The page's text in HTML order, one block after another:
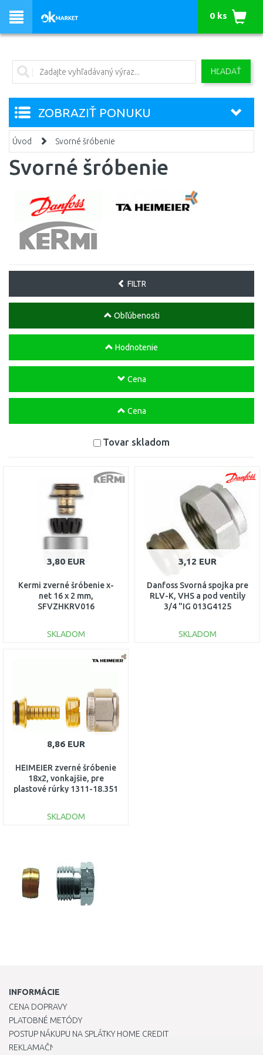
HĽADAŤ
0 ks
ZOBRAZIŤ PONUKU
Úvod Svorné šróbenie
Svorné šróbenie
FILTR
Obľúbenosti
Hodnotenie
Cena
Cena
Tovar skladom
3,80 EUR
Kermi zverné šróbenie x-
net 16 x 2 mm,
SFVZHKRV016
SKLADOM
DO KOŠÍKA
3,12 EUR
Danfoss Svorná spojka pre
RLV-K, VHS a pod ventily
3/4 "IG 013G4125
SKLADOM
8,86 EUR
HEIMEIER zverné šróbenie
18x2, vonkajšie, pre
plastové rúrky 1311-18.351
SKLADOM
Porovnať
INFORMÁCIE
CENA DOPRAVY
PLATOBNÉ METÓDY
POSTUP NÁKUPU NA SPLÁTKY HOME CREDIT
REKLAMAČNÝ PORIADOK